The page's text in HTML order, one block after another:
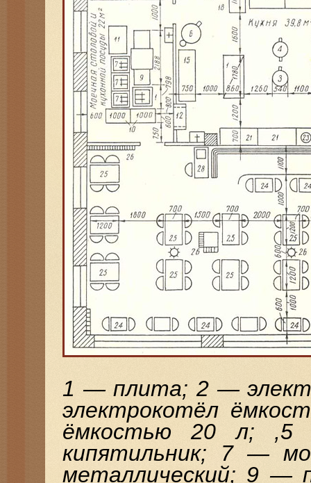
1 — плита; 2 —
электрокотёл
ёмкостью 20 л; ,5
кипятильник; 7 —
металлический; 9 —